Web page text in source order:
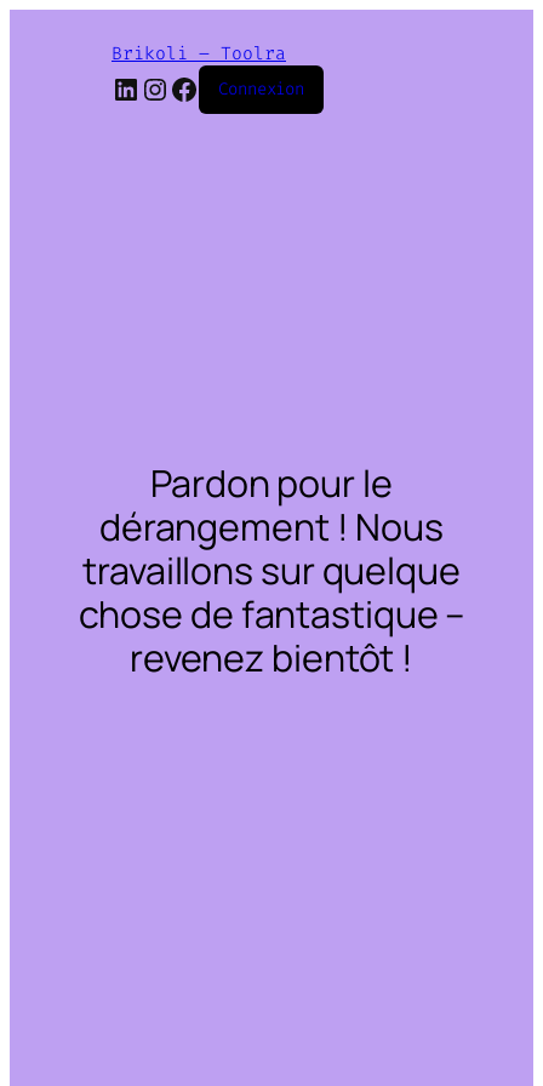
Brikoli – Toolra
LinkedIn
Instagram
Facebook
Connexion
Pardon pour le
dérangement ! Nous
travaillons sur quelque
chose de fantastique –
revenez bientôt !